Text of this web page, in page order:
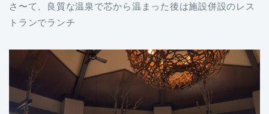
さ〜て、良質な温泉で芯から温まった後は施設併設のレス
トランでランチ